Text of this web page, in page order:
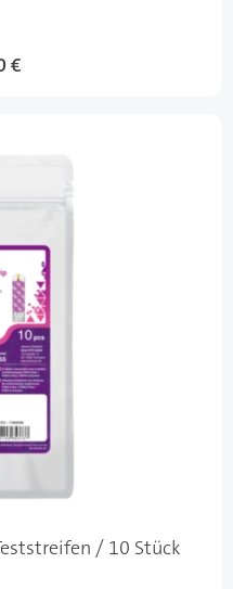
€
/ 10 Stück